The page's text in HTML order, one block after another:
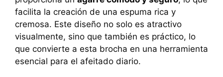
facilita la creación de una espuma rica y
cremosa. Este diseño no solo es atractivo
visualmente, sino que también es práctico, lo
que convierte a esta brocha en una herramienta
esencial para el afeitado diario.